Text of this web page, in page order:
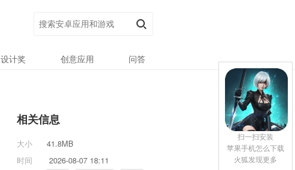
设计奖 创意应用 问答
相关信息
大小
41.8MB
时间
2026-08-07 18:11
扫一扫安装
苹果手机怎么下载
火狐发现更多